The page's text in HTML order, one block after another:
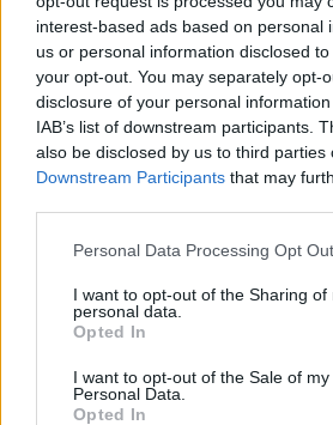
interest-based ads based on personal
us or personal information disclosed
your opt-out. You may separately opt-
disclosure of your personal
IAB’s list of downstream participants.
also be disclosed by us to third parties
Downstream Participants that may
Personal Data Processing Opt
I want to opt-out of the Sharing of
personal data.
Opted In
I want to opt-out of the Sale of my
Personal Data.
Opted In